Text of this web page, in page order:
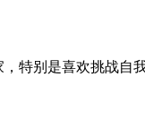
特别是喜欢挑战自